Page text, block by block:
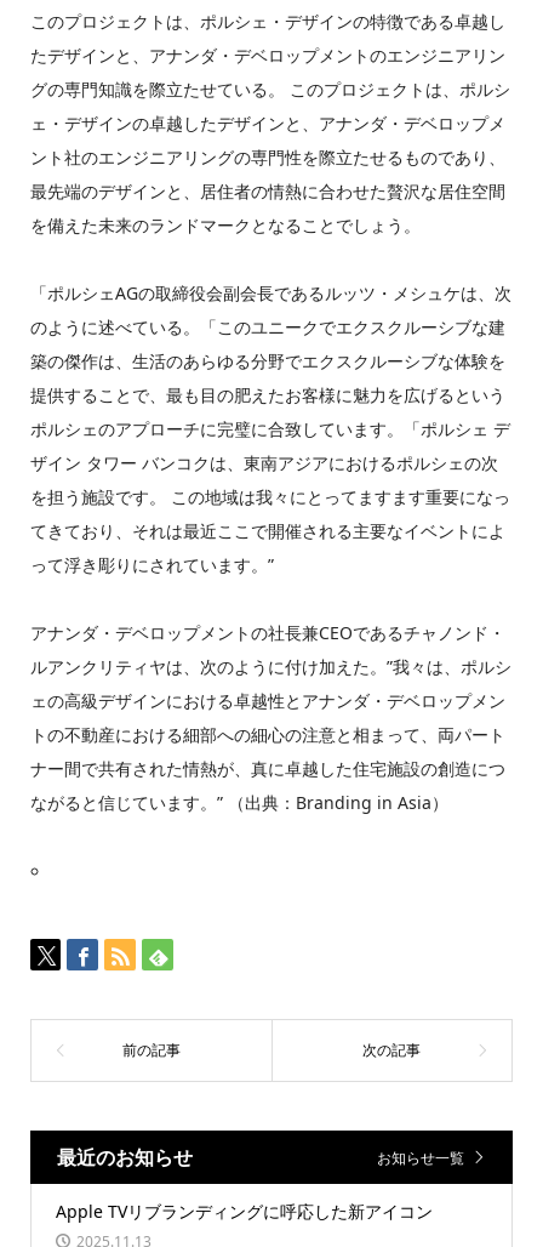
このプロジェクトは、ポルシェ・デザインの特徴である卓越し
たデザインと、アナンダ・デベロップメントのエンジニアリン
グの専門知識を際立たせている。 このプロジェクトは、ポルシ
ェ・デザインの卓越したデザインと、アナンダ・デベロップメ
ント社のエンジニアリングの専門性を際立たせるものであり、
最先端のデザインと、居住者の情熱に合わせた贅沢な居住空間
を備えた未来のランドマークとなることでしょう。
「ポルシェAGの取締役会副会長であるルッツ・メシュケは、次
のように述べている。「このユニークでエクスクルーシブな建
築の傑作は、生活のあらゆる分野でエクスクルーシブな体験を
提供することで、最も目の肥えたお客様に魅力を広げるという
ポルシェのアプローチに完璧に合致しています。「ポルシェ デ
ザイン タワー バンコクは、東南アジアにおけるポルシェの次
を担う施設です。 この地域は我々にとってますます重要になっ
てきており、それは最近ここで開催される主要なイベントによ
って浮き彫りにされています。”
アナンダ・デベロップメントの社長兼CEOであるチャノンド・
ルアンクリティヤは、次のように付け加えた。”我々は、ポルシ
ェの高級デザインにおける卓越性とアナンダ・デベロップメン
トの不動産における細部への細心の注意と相まって、両パート
ナー間で共有された情熱が、真に卓越した住宅施設の創造につ
ながると信じています。” （出典：Branding in Asia）
最近のお知らせ お知らせ一覧
Apple TVリブランディングに呼応した新アイコン
2025.11.13